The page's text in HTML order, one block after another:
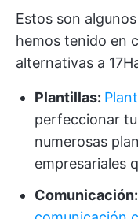
Estos son
hemos tenido en
alternativas a
Plantillas:
perfeccionar tu
numerosas
empresariales
Comunicación: